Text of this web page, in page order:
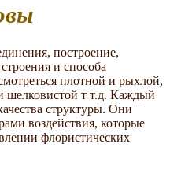
построение,
и способа
плотной и рыхлой,
шелковистой т т.д. Каждый
структуры. Они
воздействия, которые
флористических